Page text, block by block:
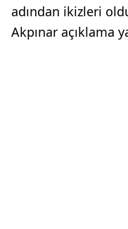
adından ikizleri
Akpınar açıklama